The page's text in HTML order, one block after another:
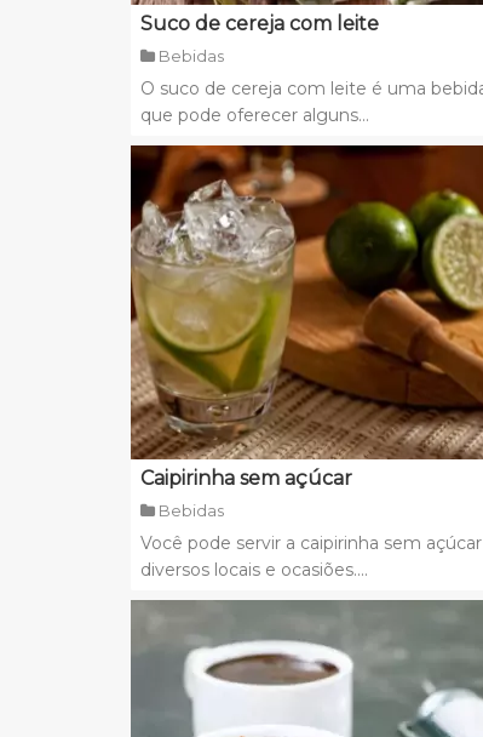
Suco de cereja com leite
Bebidas
O suco de cereja com leite é uma
que pode oferecer alguns...
Caipirinha sem açúcar
Bebidas
Você pode servir a caipirinha sem
diversos locais e ocasiões....